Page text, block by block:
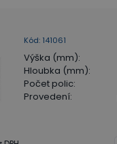
Kód: 141061
Výška (mm):
Hloubka (mm):
Počet polic:
Provedení: